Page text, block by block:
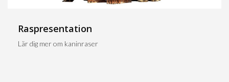
Raspresentation
Lär dig mer om kaninraser